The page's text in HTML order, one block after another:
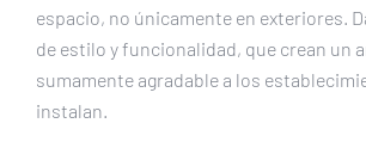
espacio, no únicamente en exteriores.
de estilo y funcionalidad, que crean un
sumamente agradable a los
instalan.